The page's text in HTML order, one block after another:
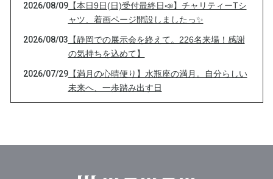
2026/08/09【本日9日(日)受付最終日📣】チャリティーTシ
ャツ、着画ページ開設しましたっ✨
2026/08/03 【静岡での展示会を終えて。226名来場！感謝
の気持ちを込めて】
2026/07/29【満月の心晴便り】水瓶座の満月。自分らしい
未来へ、一歩踏み出す日
【本日23:59まで】想いだけじゃない♪5つのこ